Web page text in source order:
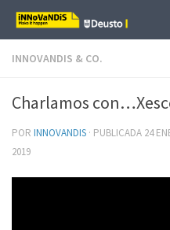
Saltar al contenido
INNOVANDIS & CO.
Charlamos
POR INNOVANDIS · PUBLICADA 24
2019